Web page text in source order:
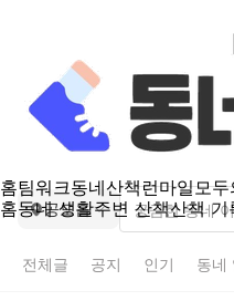
홈팀워크동네산책런마일모두
홈동네 생활주변 산책산책 기
공도읍
전체글 공지 인기 동네